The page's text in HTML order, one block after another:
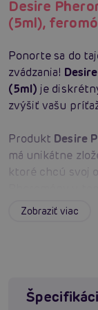
Desire
(5ml),
Ponorte sa do
zvádzania!
(5ml) je
zvýšiť vašu
Produkt Desire
má unikátne
ktoré chcú svoj
zmysly a
každé rande,
potrebujete
Zobraziť viac